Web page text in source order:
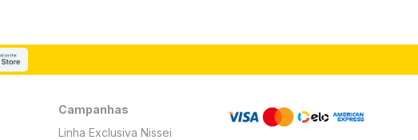
Campanhas
Linha Exclusiva Nissei